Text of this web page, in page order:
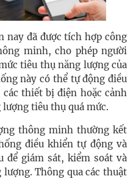
nay đã được tích hợp công
minh, cho phép người
tiêu thụ năng lượng của
này có thể tự động điều
thiết bị điện hoặc cảnh
tiêu thụ quá mức.
thông minh thường kết
điều khiển tự động và
để giám sát, kiểm soát và
Thông qua các thuật